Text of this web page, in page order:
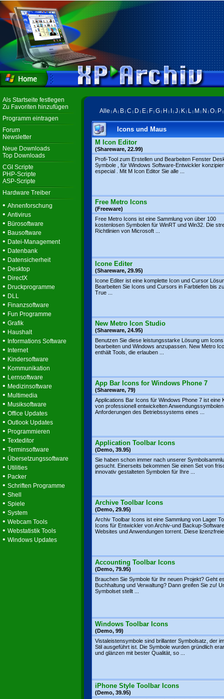
Als Startseite festlegen
Zu Favoriten hinzufügen
Programm eintragen
Forum
Newsletter
Neue Downloads
Top Downloads
CGI Scripte
PHP-Scripte
ASP-Scripte
Hardware Treiber
• Ahnenforschung
• Antivirus
• Bürosoftware
• Bausoftware
• Datei-Management
• Datenbank
• Datensicherheit
• Desktop
• DirectX
• Druckprogramme
• DLL
• Finanzsoftware
• Fun Programme
• Grafik
• Haushalt
• Informations Software
• Internet
• Kindersoftware
• Kommunikation
• Lernsoftware
• Medizinsoftware
• Multimedia
• Musiksoftware
• Office Updates
• Outlook Updates
• Programmieren
• Texteditor
• Terminsoftware
• Übersetzungssoftware
• Utilities
• Packer
• Schriften Programme
• Shell
• Spiele
• System
• Webcam Tools
• Webstatistik Tools
• Windows Updates
Alle A B C D E F G H J K L M N O P
Icons und Maus
M Icon Editor
(Shareware, 22.99)
Profi-Tool zum Erstellen und Bearbeiten Fenster
Symbole , für Windows Software-Entwickler
especial . Mit M Icon Editor Sie alle ...
Free Metro Icons
(Freeware)
Free Metro Icons ist eine Sammlung von über 100
kostenlosen Symbolen für WinRT und Win32. Die
Richtlinien von Microsoft ...
Icone Editer
(Shareware, 29.95)
Icone Editer ist eine komplette Icon und Cursor
Bearbeiten Sie Icons und Cursors in Farbtiefen bis
True ...
New Metro Icon Studio
(Shareware, 24.95)
Benutzen Sie diese leistungsstarke Lösung um
bearbeiten und Windows anzupassen. New Metro
enthält Tools, die erlauben ...
App Bar Icons for Windows Phone 7
(Shareware, 79)
Applications Bar Icons für Windows Phone 7 ist eine
von professionell entwickelten
Anforderungen des Betriebssystems eines ...
Application Toolbar Icons
(Demo, 39.95)
Sie haben schon immer nach unserer
gesucht. Einerseits bekommen Sie einen Set von
innovativ gestalteten Symbolen für Ihre ...
Archive Toolbar Icons
(Demo, 29.95)
Archiv Toolbar Icons ist eine Sammlung von Lager
Icons für Entwickler von Archiv-und Backup-
Websites und Anwendungen torrent. Diese
Accounting Toolbar Icons
(Demo, 79.95)
Brauchen Sie Symbole für Ihr neuen Projekt? Geht
Buchhaltung und Verwaltung? Dann greifen Sie zu!
Symbolset stellt ...
Windows Toolbar Icons
(Demo, 99)
Vistaleistensymbole sind brillanter Symbolsatz, der
Stil ausgeführt ist. Die Symbole wurden gründlich
und glänzen mit bester Qualität, so ...
iPhone Style Toolbar Icons
(Demo, 39.95)